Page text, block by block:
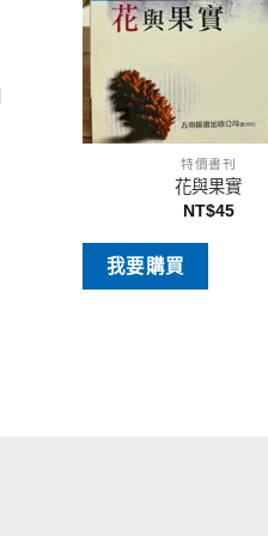
特價書刊
花與果實
NT$45
我要購買